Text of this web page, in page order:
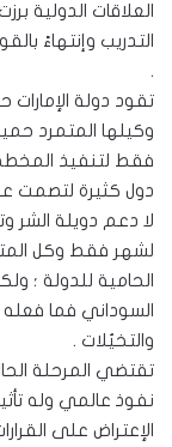
العلاقات الدولية
التدريب وإنتهاءً
.
تقود دولة الإمارات
وكيلها المتمرد
فقط لتنفيذ
دول كثيرة لتصمت
لا دعم دويلة الشر
لشهر فقط وكل
الحامية للدولة ؛
السوداني فما فعله
والتخيُلات .
تقتضي المرحلة
نفوذ عالمي وله
الإعتراض على